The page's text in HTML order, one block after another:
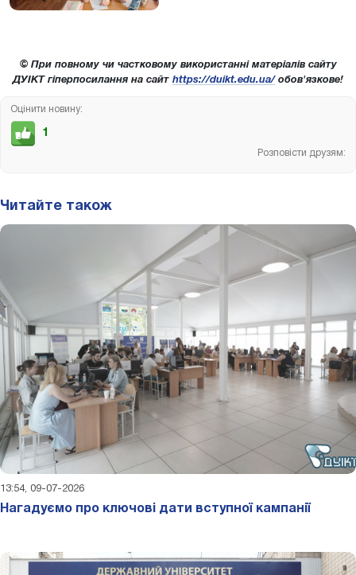
© При повному чи частковому використанні матеріалів сайту
ДУІКТ гіперпосилання на сайт https://duikt.edu.ua/обов'язкове!
Оцінити новину:
1
Розповісти друзям:
Читайте також
13:54, 09-07-2026
Нагадуємо про ключові дати вступної кампанії